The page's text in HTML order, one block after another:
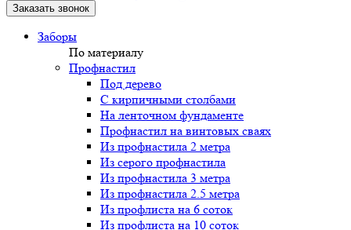
Заказать звонок
Заборы
По материалу
Профнастил
Под дерево
С кирпичными столбами
На ленточном фундаменте
Профнастил на винтовых сваях
Из профнастила 2 метра
Из серого профнастила
Из профнастила 3 метра
Из профнастила 2.5 метра
Из профлиста на 6 соток
Из профлиста на 10 соток